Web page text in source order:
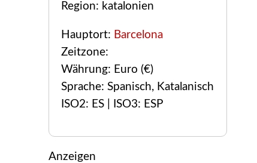
Region: katalonien
Hauptort: Barcelona
Zeitzone:
Währung: Euro (€)
Sprache: Spanisch, Katalanisch
ISO2: ES | ISO3: ESP
Anzeigen